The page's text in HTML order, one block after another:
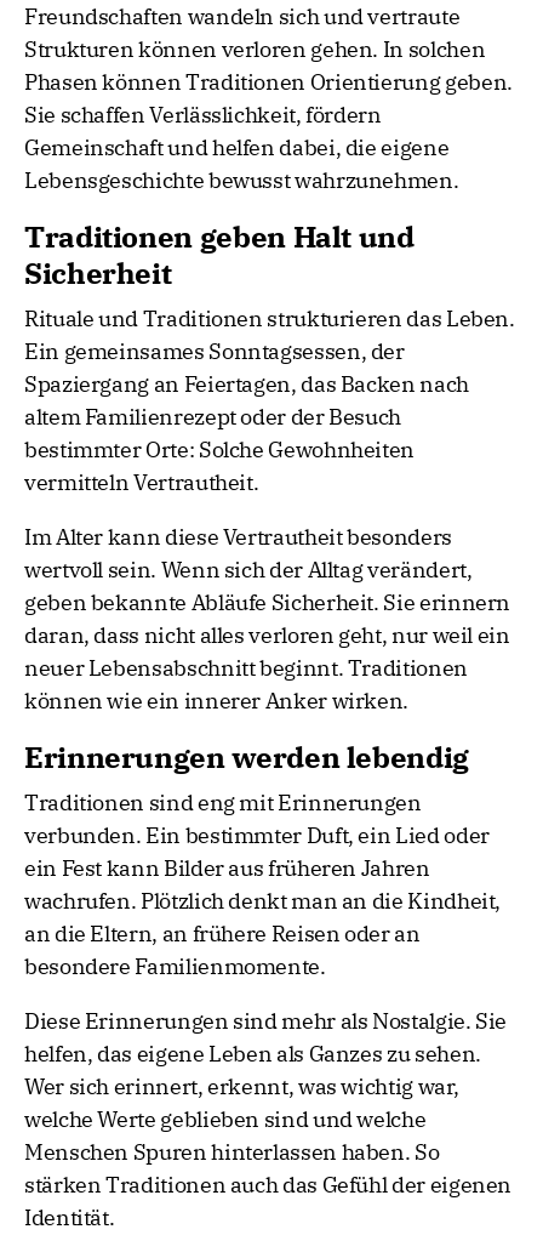
Freundschaften wandeln sich und vertraute
Strukturen können verloren gehen. In solchen
Phasen können Traditionen Orientierung geben.
Sie schaffen Verlässlichkeit, fördern
Gemeinschaft und helfen dabei, die eigene
Lebensgeschichte bewusst wahrzunehmen.
Traditionen geben Halt und
Sicherheit
Rituale und Traditionen strukturieren das Leben.
Ein gemeinsames Sonntagsessen, der
Spaziergang an Feiertagen, das Backen nach
altem Familienrezept oder der Besuch
bestimmter Orte: Solche Gewohnheiten
vermitteln Vertrautheit.
Im Alter kann diese Vertrautheit besonders
wertvoll sein. Wenn sich der Alltag verändert,
geben bekannte Abläufe Sicherheit. Sie erinnern
daran, dass nicht alles verloren geht, nur weil ein
neuer Lebensabschnitt beginnt. Traditionen
können wie ein innerer Anker wirken.
Erinnerungen werden lebendig
Traditionen sind eng mit Erinnerungen
verbunden. Ein bestimmter Duft, ein Lied oder
ein Fest kann Bilder aus früheren Jahren
wachrufen. Plötzlich denkt man an die Kindheit,
an die Eltern, an frühere Reisen oder an
besondere Familienmomente.
Diese Erinnerungen sind mehr als Nostalgie. Sie
helfen, das eigene Leben als Ganzes zu sehen.
Wer sich erinnert, erkennt, was wichtig war,
welche Werte geblieben sind und welche
Menschen Spuren hinterlassen haben. So
stärken Traditionen auch das Gefühl der eigenen
Identität.